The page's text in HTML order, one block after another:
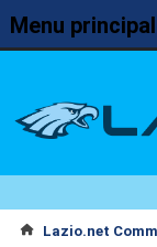
Menu
Lazio.net